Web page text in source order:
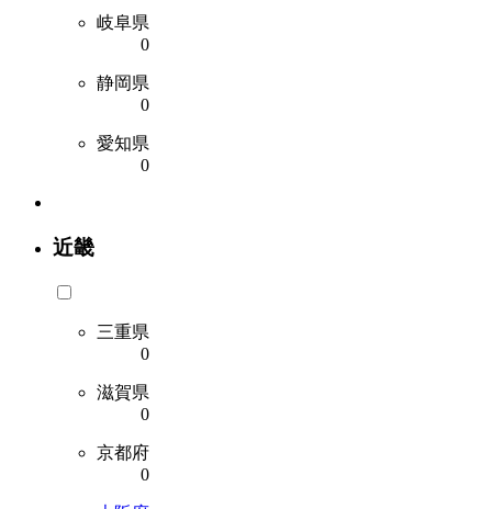
岐阜県
0
静岡県
0
愛知県
0
近畿
三重県
0
滋賀県
0
京都府
0